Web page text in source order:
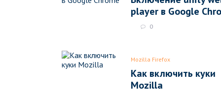
player в Google
0
Mozilla Firefox
Как включить куки
Mozilla